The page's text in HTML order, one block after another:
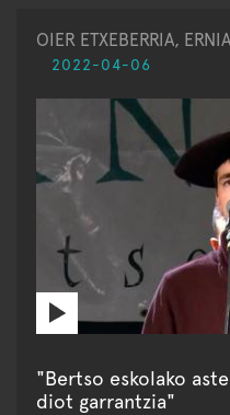
OIER ETXEBERRIA,
2022-04-06
"Bertso eskolako
diot garrantzia"